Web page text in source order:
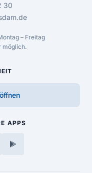
30
– Freitag
möglich.
APPS